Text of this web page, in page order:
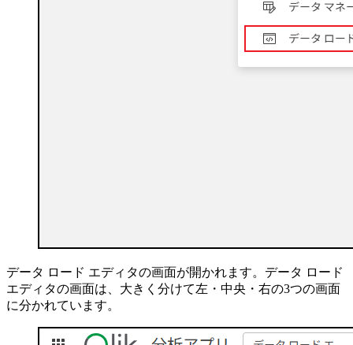
データ ロード エディタの画面が開かれます。データ ロード
エディタの画面は、大きく分けて左・中央・右の3つの画面
に分かれています。